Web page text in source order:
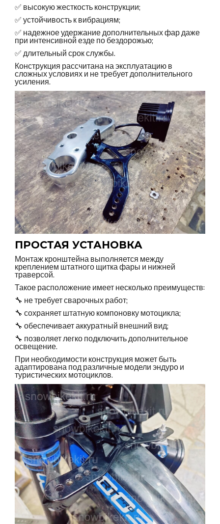
✅ высокую жесткость конструкции;
✅ устойчивость к вибрациям;
✅ надежное удержание дополнительных фар даже
при интенсивной езде по бездорожью;
✅ длительный срок службы.
Конструкция рассчитана на эксплуатацию в
сложных условиях и не требует дополнительного
усиления.
ПРОСТАЯ УСТАНОВКА
Монтаж кронштейна выполняется между
креплением штатного щитка фары и нижней
траверсой.
Такое расположение имеет несколько преимуществ:
🔧 не требует сварочных работ;
🔧 сохраняет штатную компоновку мотоцикла;
🔧 обеспечивает аккуратный внешний вид;
🔧 позволяет легко подключить дополнительное
освещение.
При необходимости конструкция может быть
адаптирована под различные модели эндуро и
туристических мотоциклов.